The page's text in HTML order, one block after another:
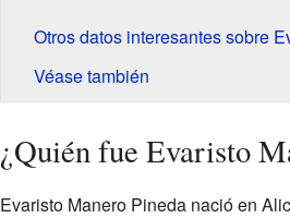
Otros datos interesantes sobre
Véase también
¿Quién fue Evaristo
Evaristo Manero Pineda nació en